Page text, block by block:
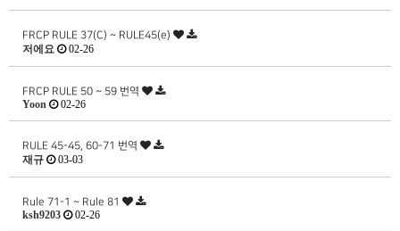
FRCP RULE 37(C) ~ RULE45(e)
저에요 02-26
FRCP RULE 50 ~ 59 번역
Yoon 02-26
RULE 45-45, 60-71 번역
재규 03-03
Rule 71-1 ~ Rule 81
ksh9203 02-26